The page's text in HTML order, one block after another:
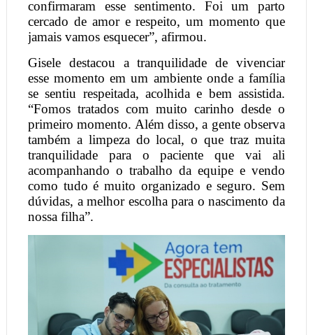
confirmaram esse sentimento. Foi um parto
cercado de amor e respeito, um momento que
jamais vamos esquecer”, afirmou.
Gisele destacou a tranquilidade de vivenciar
esse momento em um ambiente onde a família
se sentiu respeitada, acolhida e bem assistida.
“Fomos tratados com muito carinho desde o
primeiro momento. Além disso, a gente observa
também a limpeza do local, o que traz muita
tranquilidade para o paciente que vai ali
acompanhando o trabalho da equipe e vendo
como tudo é muito organizado e seguro. Sem
dúvidas, a melhor escolha para o nascimento da
nossa filha”.